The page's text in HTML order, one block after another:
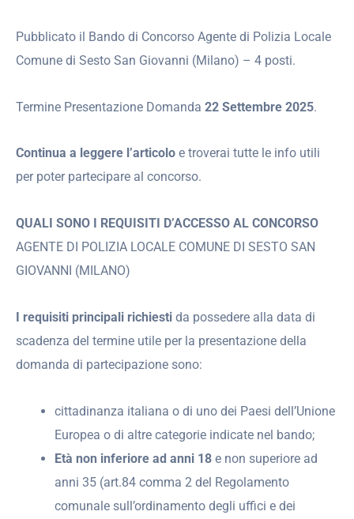
Pubblicato il Bando di Concorso Agente di Polizia Locale
Comune di Sesto San Giovanni (Milano) – 4 posti.
Termine Presentazione Domanda 22 Settembre 2025.
Continua a leggere l’articolo e troverai tutte le info utili
per poter partecipare al concorso.
QUALI SONO I REQUISITI D’ACCESSO AL CONCORSO
AGENTE DI POLIZIA LOCALE COMUNE DI SESTO SAN
GIOVANNI (MILANO)
I requisiti principali richiesti da possedere alla data di
scadenza del termine utile per la presentazione della
domanda di partecipazione sono:
cittadinanza italiana o di uno dei Paesi dell’Unione
Europea o di altre categorie indicate nel bando;
Età non inferiore ad anni 18 e non superiore ad
anni 35 (art.84 comma 2 del Regolamento
comunale sull’ordinamento degli uffici e dei